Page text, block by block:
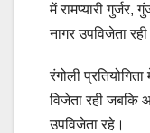
में रामप्यारी
नागर उपविजेता
रंगोली
विजेता रही जबकि
उपविजेता रहे।